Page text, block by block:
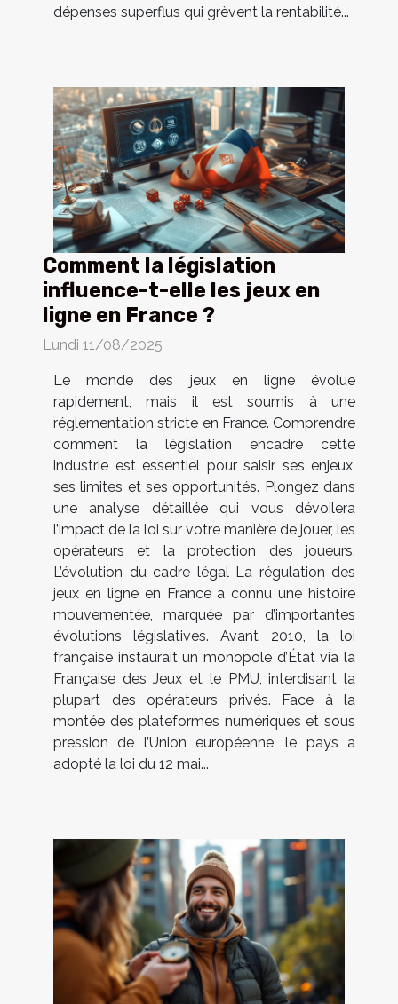
dépenses superflus qui grèvent la rentabilité...
Comment la législation
influence-t-elle les jeux en
ligne en France ?
Lundi 11/08/2025
Le monde des jeux en ligne évolue
rapidement, mais il est soumis à une
réglementation stricte en France. Comprendre
comment la législation encadre cette
industrie est essentiel pour saisir ses enjeux,
ses limites et ses opportunités. Plongez dans
une analyse détaillée qui vous dévoilera
l’impact de la loi sur votre manière de jouer, les
opérateurs et la protection des joueurs.
L’évolution du cadre légal La régulation des
jeux en ligne en France a connu une histoire
mouvementée, marquée par d’importantes
évolutions législatives. Avant 2010, la loi
française instaurait un monopole d’État via la
Française des Jeux et le PMU, interdisant la
plupart des opérateurs privés. Face à la
montée des plateformes numériques et sous
pression de l’Union européenne, le pays a
adopté la loi du 12 mai...